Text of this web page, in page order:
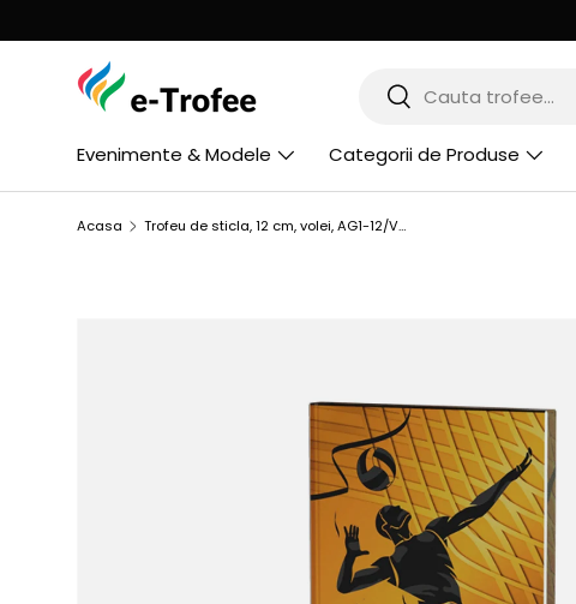
MERGI LA CONTINUT
Cauta
Cauta
Evenimente & Modele Categorii de Produse
Acasa Trofeu de sticla, 12 cm, volei, AG1-12/VOL